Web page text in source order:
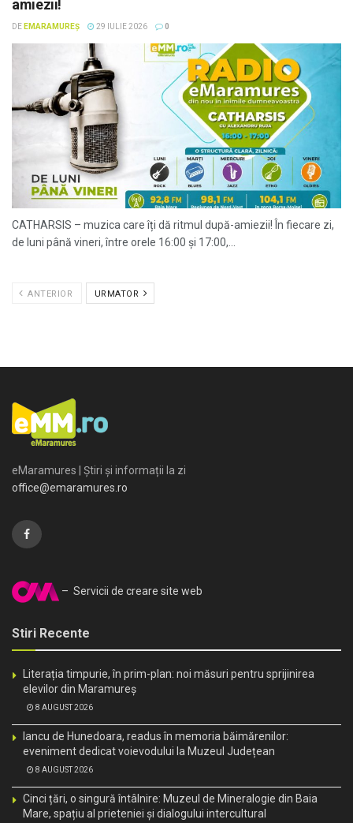
amiezii!
DE EMARAMUREȘ 29 IULIE 2026 0
CATHARSIS – muzica care îți dă ritmul după-amiezii! În fiecare zi,
de luni până vineri, între orele 16:00 și 17:00,...
ANTERIOR URMATOR
eMaramures | Știri și informații la zi
office@emaramures.ro
– Servicii de creare site web
Stiri Recente
Literația timpurie, în prim-plan: noi măsuri pentru sprijinirea
elevilor din Maramureș
8 AUGUST 2026
Iancu de Hunedoara, readus în memoria băimărenilor:
eveniment dedicat voievodului la Muzeul Județean
8 AUGUST 2026
Cinci țări, o singură întâlnire: Muzeul de Mineralogie din Baia
Mare, spațiu al prieteniei și dialogului intercultural